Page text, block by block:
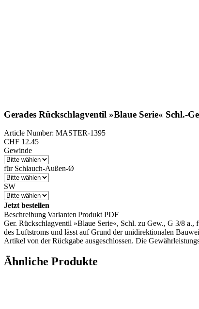
Gerades Rückschlagventil »Blaue Serie« Schl.-
Article Number: MASTER-1395
CHF 12.45
Gewinde
für Schlauch-Außen-Ø
SW
Jetzt bestellen
BeschreibungVarianten Produkt PDF
Ger. Rückschlagventil »Blaue Serie«, Schl. zu Gew., G 3/8
des Luftstroms und lässt auf Grund der unidirektionalen
Artikel von der Rückgabe ausgeschlossen. Die
Ähnliche Produkte